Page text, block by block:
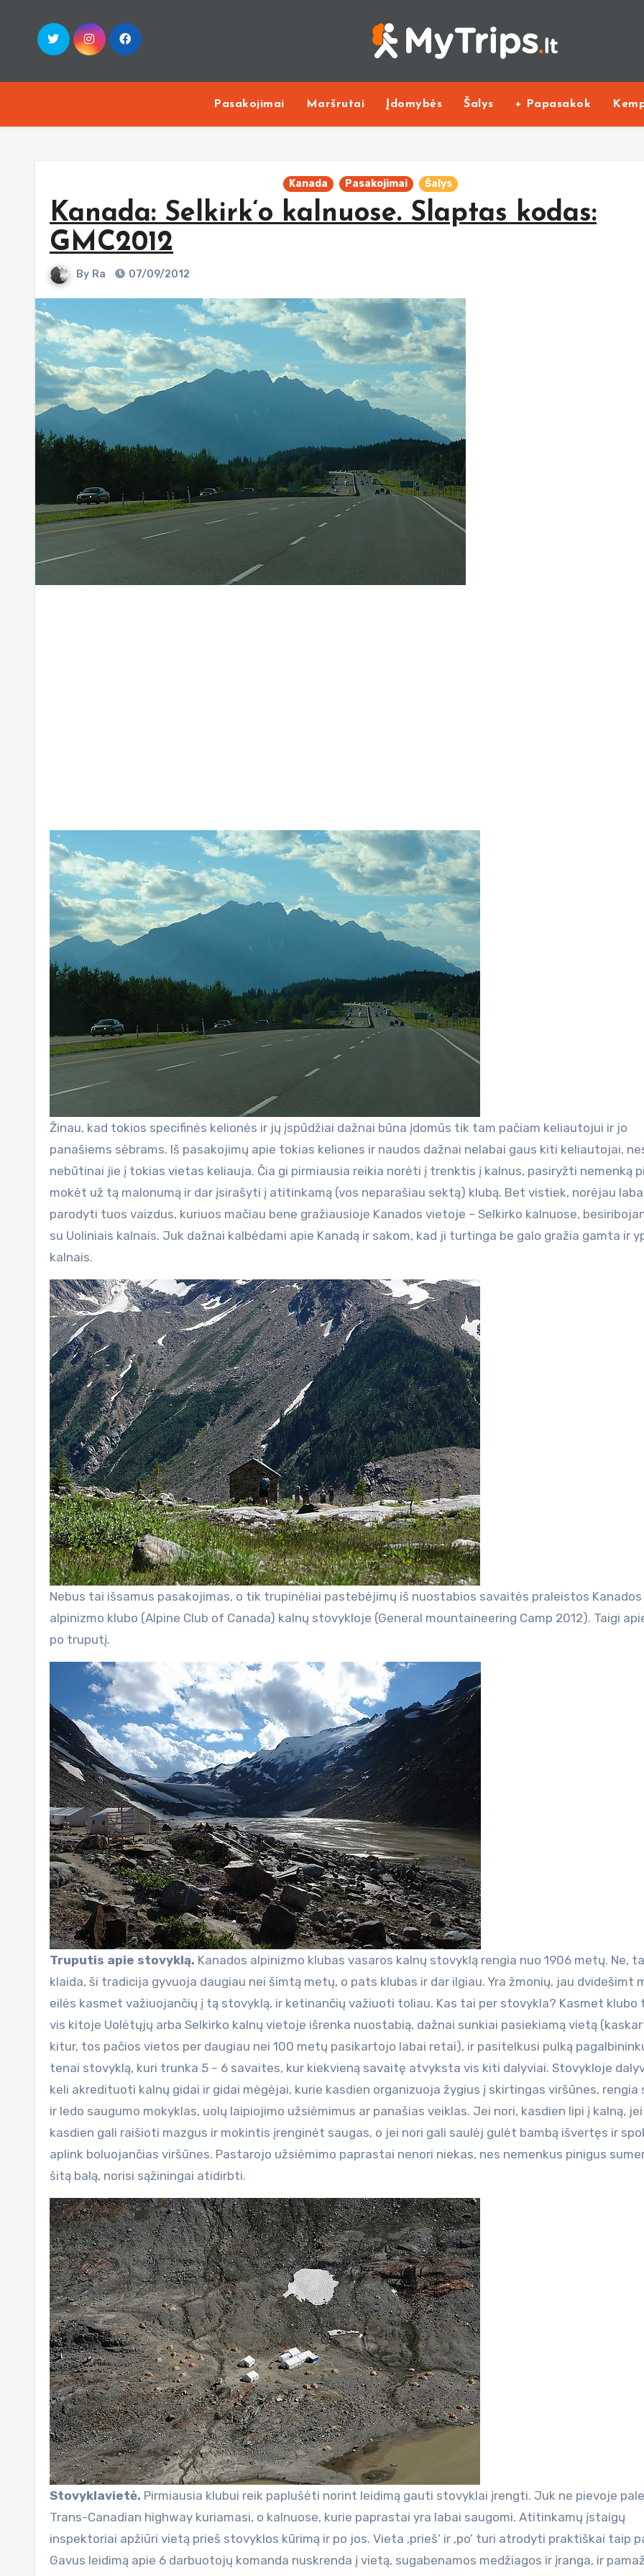
content
Pasakojimai Maršrutai Įdomybės Šalys + Papasakok
Kanada Pasakojimai Šalys
Kanada: Selkirk‘o kalnuose. Slaptas kodas:
GMC2012
By Ra 07/09/2012
Žinau, kad tokios specifinės kelionės ir jų įspūdžiai dažnai būna įdomūs tik tam pačiam keliautojui ir jo
panašiems sėbrams. Iš pasakojimų apie tokias keliones ir naudos dažnai nelabai gaus kiti keliautojai,
nebūtinai jie į tokias vietas keliauja. Čia gi pirmiausia reikia norėti į trenktis į kalnus, pasiryžti nemenką
mokėt už tą malonumą ir dar įsirašyti į atitinkamą (vos neparašiau sektą) klubą. Bet vistiek, norėjau
parodyti tuos vaizdus, kuriuos mačiau bene gražiausioje Kanados vietoje – Selkirko kalnuose,
su Uoliniais kalnais. Juk dažnai kalbėdami apie Kanadą ir sakom, kad ji turtinga be galo gražia gamta ir
kalnais.
Nebus tai išsamus pasakojimas, o tik trupinėliai pastebėjimų iš nuostabios savaitės praleistos Kanados
alpinizmo klubo (Alpine Club of Canada) kalnų stovykloje (General mountaineering Camp 2012). Taigi
po truputį.
Truputis apie stovyklą. Kanados alpinizmo klubas vasaros kalnų stovyklą rengia nuo 1906 metų. Ne,
klaida, ši tradicija gyvuoja daugiau nei šimtą metų, o pats klubas ir dar ilgiau. Yra žmonių, jau dvidešimt
eilės kasmet važiuojančių į tą stovyklą, ir ketinančių važiuoti toliau. Kas tai per stovykla? Kasmet klubo
vis kitoje Uolėtųjų arba Selkirko kalnų vietoje išrenka nuostabią, dažnai sunkiai pasiekiamą vietą
kitur, tos pačios vietos per daugiau nei 100 metų pasikartojo labai retai), ir pasitelkusi pulką
tenai stovyklą, kuri trunka 5 – 6 savaites, kur kiekvieną savaitę atvyksta vis kiti dalyviai. Stovykloje
keli akredituoti kalnų gidai ir gidai mėgėjai, kurie kasdien organizuoja žygius į skirtingas viršūnes, rengia
ir ledo saugumo mokyklas, uolų laipiojimo užsiėmimus ar panašias veiklas. Jei nori, kasdien lipi į kalną, jei
kasdien gali raišioti mazgus ir mokintis įrenginėt saugas, o jei nori gali saulėj gulėt bambą išvertęs ir
aplink boluojančias viršūnes. Pastarojo užsiėmimo paprastai nenori niekas, nes nemenkus pinigus
šitą balą, norisi sąžiningai atidirbti.
Stovyklavietė. Pirmiausia klubui reik paplušėti norint leidimą gauti stovyklai įrengti. Juk ne pievoje
Trans-Canadian highway kuriamasi, o kalnuose, kurie paprastai yra labai saugomi. Atitinkamų įstaigų
inspektoriai apžiūri vietą prieš stovyklos kūrimą ir po jos. Vieta ‚prieš‘ ir ‚po‘ turi atrodyti praktiškai taip
Gavus leidimą apie 6 darbuotojų komanda nuskrenda į vietą, sugabenamos medžiagos ir įranga, ir